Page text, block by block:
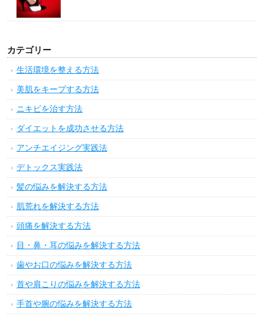
カテゴリー
生活環境を整える方法
美肌をキープする方法
ニキビを治す方法
ダイエットを成功させる方法
アンチエイジング実践法
デトックス実践法
髪の悩みを解決する方法
肌荒れを解決する方法
頭痛を解決する方法
目・鼻・耳の悩みを解決する方法
歯やお口の悩みを解決する方法
首や肩こりの悩みを解決する方法
手首や腕の悩みを解決する方法